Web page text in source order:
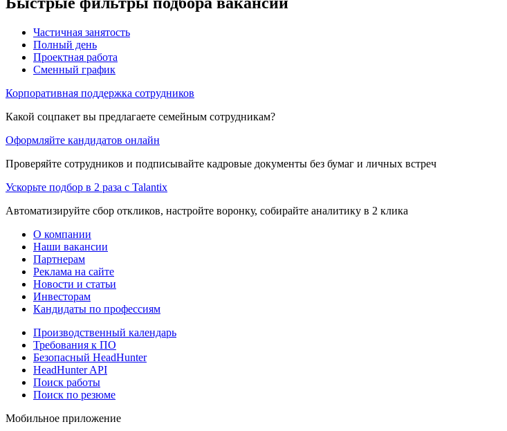
Частичная занятость
Полный день
Проектная работа
Сменный график
Корпоративная поддержка сотрудников
Какой соцпакет вы предлагаете семейным сотрудникам?
Оформляйте кандидатов онлайн
Проверяйте сотрудников и подписывайте кадровые документы без бумаг и личных встреч
Ускорьте подбор в 2 раза с Talantix
Автоматизируйте сбор откликов, настройте воронку, собирайте аналитику в 2 клика
О компании
Наши вакансии
Партнерам
Реклама на сайте
Новости и статьи
Инвесторам
Кандидаты по профессиям
Производственный календарь
Требования к ПО
Безопасный HeadHunter
HeadHunter API
Поиск работы
Поиск по резюме
Мобильное приложение